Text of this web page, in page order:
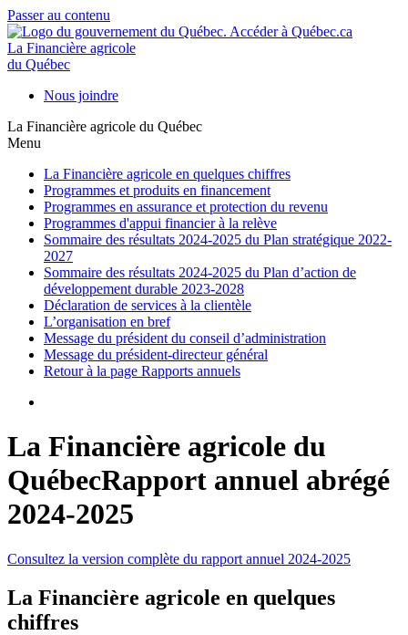
Passer au contenu
La Financière agricole
du Québec
Nous joindre
La Financière agricole du Québec
Menu
La Financière agricole en quelques chiffres
Programmes et produits en financement
Programmes en assurance et protection du revenu
Programmes d'appui financier à la relève
Sommaire des résultats 2024-2025 du Plan stratégique 2022-
2027
Sommaire des résultats 2024-2025 du Plan d’action de
développement durable 2023-2028
Déclaration de services à la clientèle
L’organisation en bref
Message du président du conseil d’administration
Message du président-directeur général
Retour à la page Rapports annuels
La Financière agricole du
QuébecRapport annuel abrégé
2024-2025
Consultez la version complète du rapport annuel 2024-2025
La Financière agricole en quelques
chiffres